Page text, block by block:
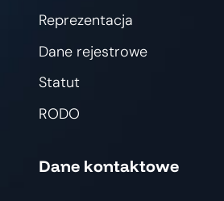
Reprezentacja
Dane rejestrowe
Statut
RODO
Dane kontaktowe